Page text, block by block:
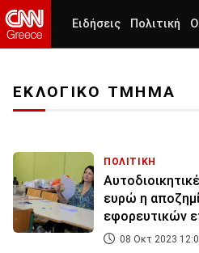
Ειδήσεις Πολιτική
ΕΚΛΟΓΙΚΟ ΤΜΗΜΑ
ΠΟΛΙΤΙΚΗ
ευρώ η
εφορευτικών
08 Οκτ 2023